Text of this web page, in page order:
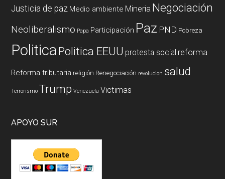
Justicia de paz Medio ambiente Mineria Negociación
Neoliberalismo Papa Participación Paz PND Pobreza
PoliticaPolitica EEUU protesta social reforma
Reforma tributaria religión Renegociación revolucion salud
Terrorismo Trump Venezuela Victimas
APOYO SUR